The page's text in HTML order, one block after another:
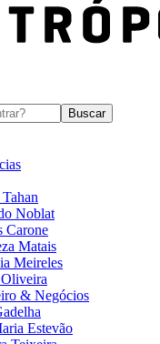
Buscar
Noblat
Carone
Matais
Meireles
& Negócios
Estevão